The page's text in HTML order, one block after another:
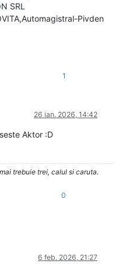
SRL
Pivden
1
26 ian. 2026, 14:42
Aktor :D
trebuie trei, calul si caruta.
0
6 feb. 2026, 21:27